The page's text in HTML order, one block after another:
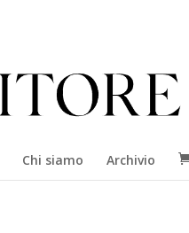
Chi siamo Archivio